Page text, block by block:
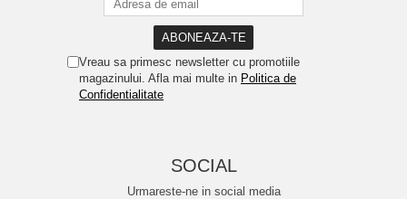
Vreau sa primesc newsletter cu promotiile
magazinului. Afla mai multe in Politica de
Confidentialitate
SOCIAL
Urmareste-ne in social media